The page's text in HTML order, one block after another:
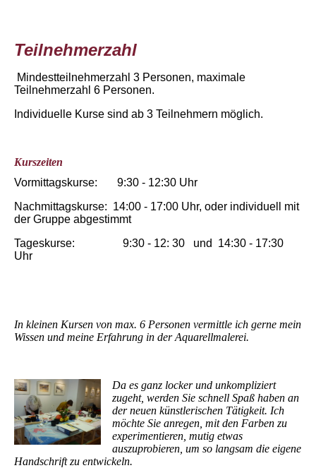
Teilnehmerzahl
Mindestteilnehmerzahl 3 Personen, maximale
Teilnehmerzahl 6 Personen.
Individuelle Kurse sind ab 3 Teilnehmern möglich.
Kurszeiten
Vormittagskurse: 9:30 - 12:30 Uhr
Nachmittagskurse: 14:00 - 17:00 Uhr, oder individuell mit
der Gruppe abgestimmt
Tageskurse: 9:30 - 12: 30 und 14:30 - 17:30
Uhr
In kleinen Kursen von max. 6 Personen vermittle ich gerne mein
Wissen und meine Erfahrung in der Aquarellmalerei.
Da es ganz locker und unkompliziert
zugeht, werden Sie schnell Spaß haben an
der neuen künstlerischen Tätigkeit. Ich
möchte Sie anregen, mit den Farben zu
experimentieren, mutig etwas
auszuprobieren, um so langsam die eigene
Handschrift zu entwickeln.